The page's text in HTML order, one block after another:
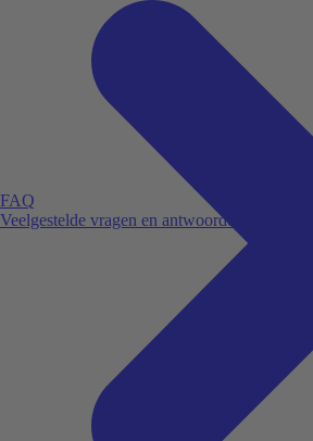
FAQ
Veelgestelde vragen en antwoorden.